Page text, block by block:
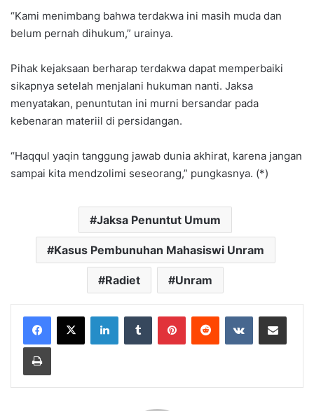
“Kami menimbang bahwa terdakwa ini masih muda dan
belum pernah dihukum,” urainya.
Pihak kejaksaan berharap terdakwa dapat memperbaiki
sikapnya setelah menjalani hukuman nanti. Jaksa
menyatakan, penuntutan ini murni bersandar pada
kebenaran materiil di persidangan.
“Haqqul yaqin tanggung jawab dunia akhirat, karena jangan
sampai kita mendzolimi seseorang,” pungkasnya. (*)
Jaksa Penuntut Umum
Kasus Pembunuhan Mahasiswi Unram
Radiet Unram
LinkedInTumblr PinterestReddit VKontakteBagikan Lewat Email
Cetak